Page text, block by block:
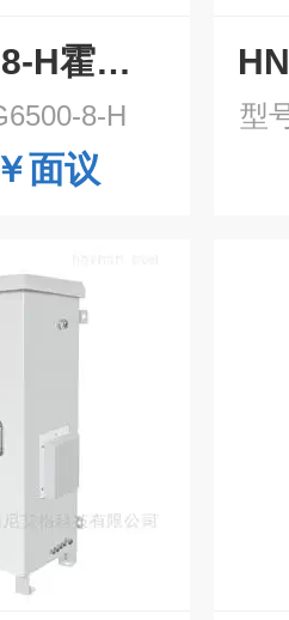
HNAG6500-8-H霍尼艾格八路气体控制主机
8-H
￥面议
型